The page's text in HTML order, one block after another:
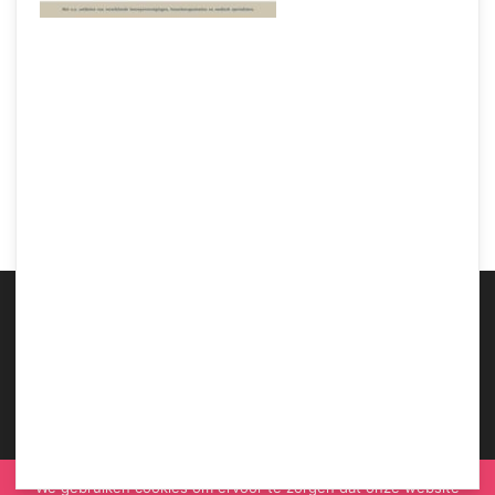
We gebruiken cookies om ervoor te zorgen dat onze website